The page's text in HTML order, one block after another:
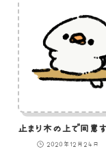
2020年12月24日